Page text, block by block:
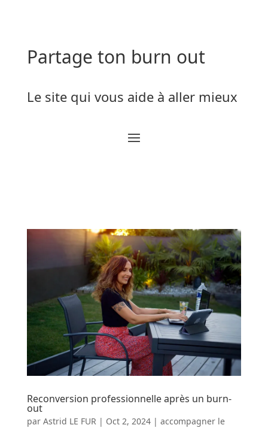
Partage ton burn out
Le site qui vous aide à aller mieux
Reconversion professionnelle après un burn-
out
par Astrid LE FUR| Oct 2, 2024| accompagner le